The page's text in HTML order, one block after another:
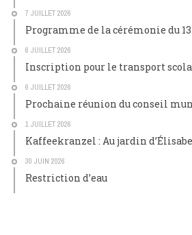
7 JUILLET 2026
Programme de la cérémonie du
6 JUILLET 2026
Inscription pour le transport
6 JUILLET 2026
Prochaine réunion du conseil
1 JUILLET 2026
Kaffeekranzel : Au jardin
30 JUIN 2026
Restriction d’eau